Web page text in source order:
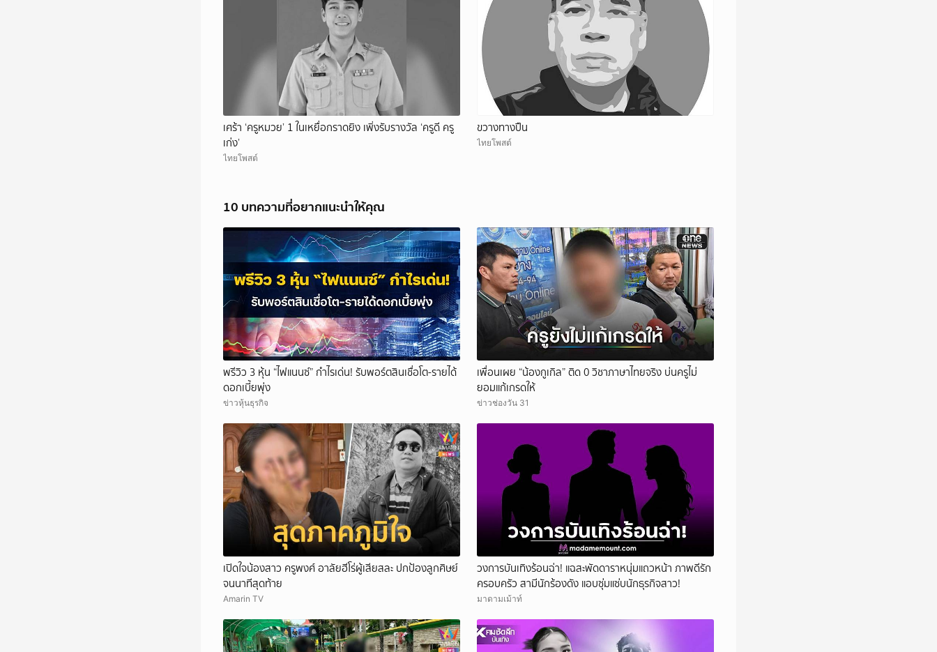
เศร้า ‘ครูหมวย’ 1 ในเหยื่อกราดยิง เพิ่งรับรางวัล ‘ครูดี ครู
เก่ง’
ไทยโพสต์
ขวางทางปืน
ไทยโพสต์
10 บทความที่อยากแนะนำให้คุณ
พรีวิว 3 หุ้น “ไฟแนนซ์” กำไรเด่น! รับพอร์ตสินเชื่อโต-รายได้
ดอกเบี้ยพุ่ง
ข่าวหุ้นธุรกิจ
เพื่อนเผย “น้องกูเกิล” ติด 0 วิชาภาษาไทยจริง บ่นครูไม่
ยอมแก้เกรดให้
ข่าวช่องวัน 31
เปิดใจน้องสาว ครูพงศ์ อาลัยฮีโร่ผู้เสียสละ ปกป้องลูกศิษย์
จนนาทีสุดท้าย
Amarin TV
วงการบันเทิงร้อนฉ่า! แฉสะพัดดาราหนุ่มแถวหน้า ภาพดีรัก
ครอบครัว สามีนักร้องดัง แอบซุ่มแซ่บนักธุรกิจสาว!
มาดามเม้าท์